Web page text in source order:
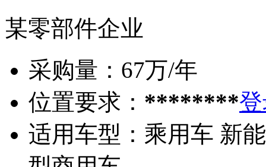
某零部件企业
采购量： 67万/年
位置要求： ********
适用车型： 乘用车 新